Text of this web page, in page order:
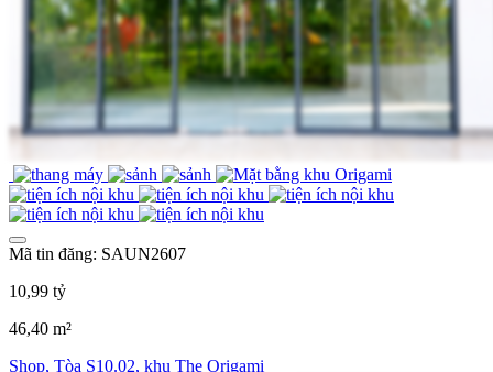
Mã tin đăng: SAUN2607
10,99 tỷ
46,40 m²
Shop, Tòa S10.02, khu The Origami